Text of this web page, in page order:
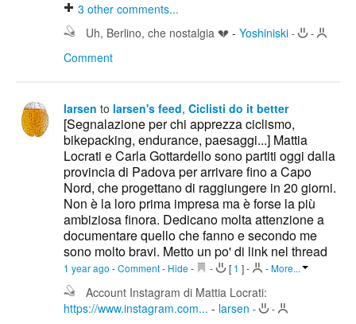
3 other comments...
Uh, Berlino, che nostalgia 💔 - Yoshiniski - -
Comment
larsen to larsen's feed, Ciclisti do it better
[Segnalazione per chi apprezza ciclismo,
bikepacking, endurance, paesaggi...] Mattia
Locrati e Carla Gottardello sono partiti oggi dalla
provincia di Padova per arrivare fino a Capo
Nord, che progettano di raggiungere in 20 giorni.
Non è la loro prima impresa ma è forse la più
ambiziosa finora. Dedicano molta attenzione a
documentare quello che fanno e secondo me
sono molto bravi. Metto un po' di link nel thread
1 year ago -Comment- Hide - - [ 1 ]- -More...
Account Instagram di Mattia Locrati:
https://www.instagram.com... - larsen - -